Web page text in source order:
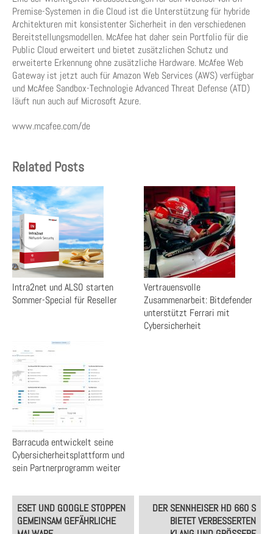
Premise-Systemen in die Cloud ist die Unterstützung für hybride
Architekturen mit konsistenter Sicherheit in den verschiedenen
Bereitstellungsmodellen. McAfee hat daher sein Portfolio für die
Public Cloud erweitert und bietet zusätzlichen Schutz und
erweiterte Erkennung ohne zusätzliche Hardware. McAfee Web
Gateway ist jetzt auch für Amazon Web Services (AWS) verfügbar
und McAfee Sandbox-Technologie Advanced Threat Defense (ATD)
läuft nun auch auf Microsoft Azure.
www.mcafee.com/de
Related Posts
Intra2net und ALSO starten
Sommer-Special für Reseller
Vertrauensvolle
Zusammenarbeit: Bitdefender
unterstützt Ferrari mit
Cybersicherheit
Barracuda entwickelt seine
Cybersicherheitsplattform und
sein Partnerprogramm weiter
Post
navigation
ESET UND GOOGLE STOPPEN
GEMEINSAM GEFÄHRLICHE
DER SENNHEISER HD 660 S
BIETET VERBESSERTEN